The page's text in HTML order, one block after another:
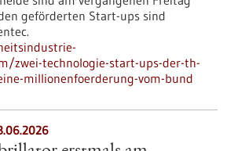
geförderten Start-ups sind
zwei-technologie-start-ups-der-th-
millionenfoerderung-vom-bund